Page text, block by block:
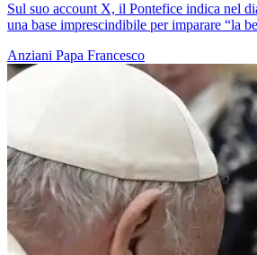
Sul suo account X, il Pontefice indica nel
una base imprescindibile per imparare “la
Anziani Papa Francesco